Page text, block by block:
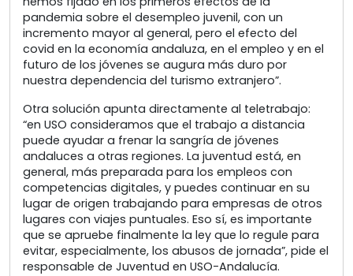
pandemia sobre el desempleo juvenil, con un
incremento mayor al general, pero el efecto del
covid en la economía andaluza, en el empleo y en el
futuro de los jóvenes se augura más duro por
nuestra dependencia del turismo extranjero”.
Otra solución apunta directamente al teletrabajo:
“en USO consideramos que el trabajo a distancia
puede ayudar a frenar la sangría de jóvenes
andaluces a otras regiones. La juventud está, en
general, más preparada para los empleos con
competencias digitales, y puedes continuar en su
lugar de origen trabajando para empresas de otros
lugares con viajes puntuales. Eso sí, es importante
que se apruebe finalmente la ley que lo regule para
evitar, especialmente, los abusos de jornada”, pide el
responsable de Juventud en USO-Andalucía.